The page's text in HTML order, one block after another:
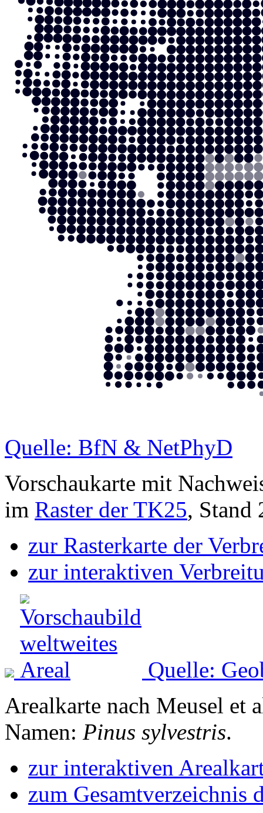
Quelle: BfN & NetPhyD
Vorschaukarte mit
im Raster der TK25, Stand
zur Rasterkarte der
zur interaktiven
Quelle:
Arealkarte nach Meusel et
Namen: Pinus sylvestris.
zur interaktiven
zum Gesamtverzeichnis